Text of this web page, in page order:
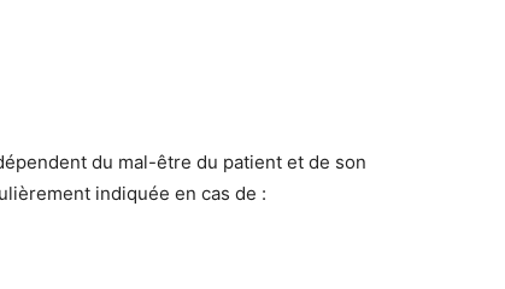
du mal-être du patient et de son
indiquée en cas de :